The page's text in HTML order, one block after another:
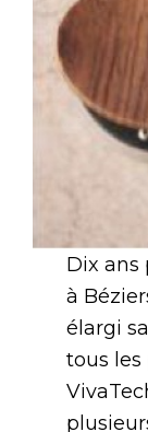
Dix ans
à
élargi
tous les